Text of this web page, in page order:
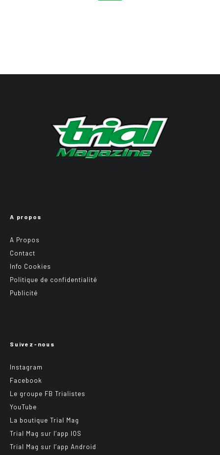
A propos
A Propos
Contact
Info Cookies
Politique de confidentialité
Publicité
Suivez-nous
Instagram
Facebook
Le groupe FB Trialistes
YouTube
La boutique Trial Mag
Trial Mag sur l’app IOS
Trial Mag sur l’app Android